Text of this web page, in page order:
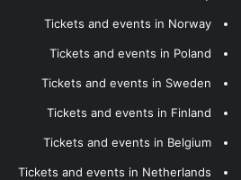
Tickets and events in Norway
Tickets and events in Poland
Tickets and events in Sweden
Tickets and events in Finland
Tickets and events in Belgium
Tickets and events in Netherlands